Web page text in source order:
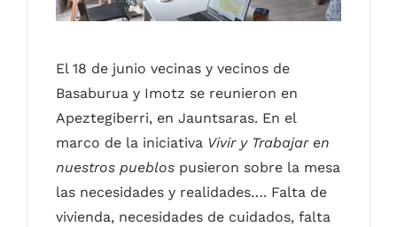
El 18 de junio vecinas y vecinos de
Basaburua y Imotz se reunieron en
Apeztegiberri, en Jauntsaras. En el
marco de la iniciativa Vivir y Trabajar en
nuestros pueblos pusieron sobre la mesa
las necesidades y realidades…. Falta de
vivienda, necesidades de cuidados, falta